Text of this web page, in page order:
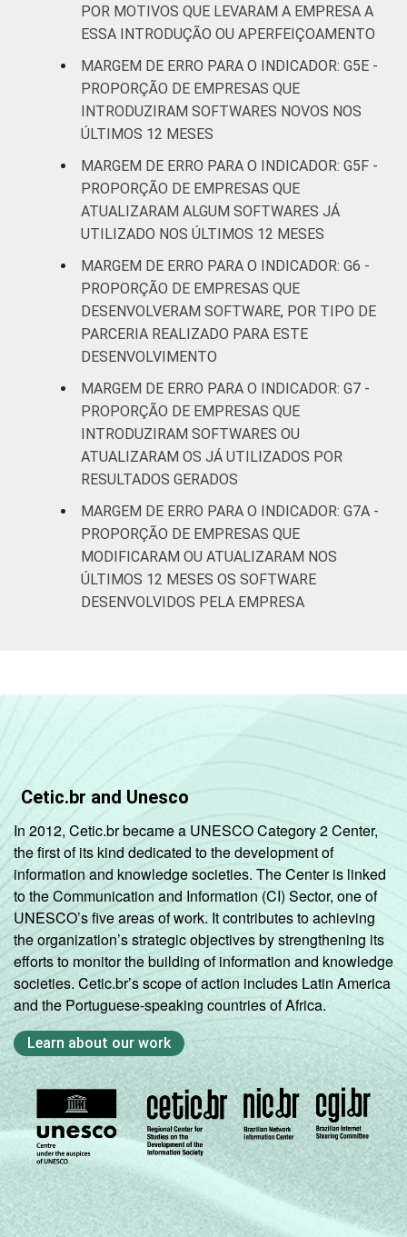
POR MOTIVOS QUE LEVARAM A EMPRESA A
ESSA INTRODUÇÃO OU APERFEIÇOAMENTO
MARGEM DE ERRO PARA O INDICADOR: G5E -
PROPORÇÃO DE EMPRESAS QUE
INTRODUZIRAM SOFTWARES NOVOS NOS
ÚLTIMOS 12 MESES
MARGEM DE ERRO PARA O INDICADOR: G5F -
PROPORÇÃO DE EMPRESAS QUE
ATUALIZARAM ALGUM SOFTWARES JÁ
UTILIZADO NOS ÚLTIMOS 12 MESES
MARGEM DE ERRO PARA O INDICADOR: G6 -
PROPORÇÃO DE EMPRESAS QUE
DESENVOLVERAM SOFTWARE, POR TIPO DE
PARCERIA REALIZADO PARA ESTE
DESENVOLVIMENTO
MARGEM DE ERRO PARA O INDICADOR: G7 -
PROPORÇÃO DE EMPRESAS QUE
INTRODUZIRAM SOFTWARES OU
ATUALIZARAM OS JÁ UTILIZADOS POR
RESULTADOS GERADOS
MARGEM DE ERRO PARA O INDICADOR: G7A -
PROPORÇÃO DE EMPRESAS QUE
MODIFICARAM OU ATUALIZARAM NOS
ÚLTIMOS 12 MESES OS SOFTWARE
DESENVOLVIDOS PELA EMPRESA
Cetic.br and Unesco
In 2012, Cetic.br became a UNESCO Category 2 Center,
the first of its kind dedicated to the development of
information and knowledge societies. The Center is linked
to the Communication and Information (CI) Sector, one of
UNESCO’s five areas of work. It contributes to achieving
the organization’s strategic objectives by strengthening its
efforts to monitor the building of information and knowledge
societies. Cetic.br’s scope of action includes Latin America
and the Portuguese-speaking countries of Africa.
Learn about our work